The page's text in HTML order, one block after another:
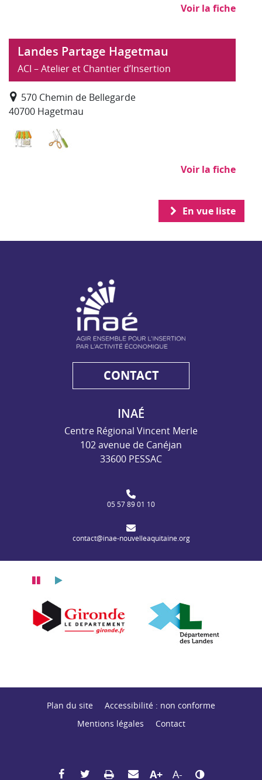
Partager sur Facebook
Partager sur Twitter
Imprimer Envoyer par mail
A+ Agrandir le texte
A- Réduire le texte
Voir la fiche
Landes Partage Hagetmau
ACI – Atelier et Chantier d’Insertion
570 Chemin de Bellegarde
40700 Hagetmau
Commerce, distribution
Voir la fiche
En vue liste
- Agir ensemble pour l'insertion par l'activité
CONTACT
INAÉ
Centre Régional Vincent Merle
102 avenue de Canéjan
33600 PESSAC
05 57 89 01 10
contact@inae-nouvelleaquitaine.org
PauseLecture
Nouvelle-AquitaineDépartement de la Gironde
Département des
Plan du site
Accessibilité : non conforme
Mentions légales
Contact